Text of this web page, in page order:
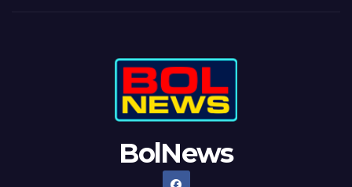
BolNews